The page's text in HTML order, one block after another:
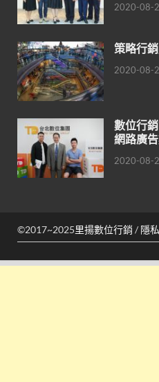
2020-08-
策略行
2020-08-
數位行
網路廣
2020-08-
©2017~2025里揚數位行銷 / 隱